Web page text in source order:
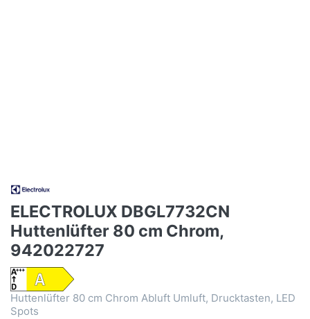
ELECTROLUX DBGL7732CN
Huttenlüfter 80 cm Chrom,
942022727
Huttenlüfter 80 cm Chrom Abluft Umluft, Drucktasten, LED
Spots